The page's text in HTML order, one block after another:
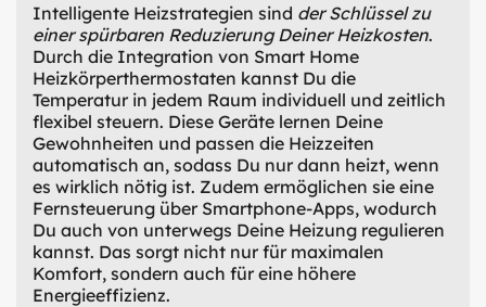
Intelligente Heizstrategien sind der Schlüssel zu
einer spürbaren Reduzierung Deiner Heizkosten.
Durch die Integration von Smart Home
Heizkörperthermostaten kannst Du die
Temperatur in jedem Raum individuell und zeitlich
flexibel steuern. Diese Geräte lernen Deine
Gewohnheiten und passen die Heizzeiten
automatisch an, sodass Du nur dann heizt, wenn
es wirklich nötig ist. Zudem ermöglichen sie eine
Fernsteuerung über Smartphone-Apps, wodurch
Du auch von unterwegs Deine Heizung regulieren
kannst. Das sorgt nicht nur für maximalen
Komfort, sondern auch für eine höhere
Energieeffizienz.